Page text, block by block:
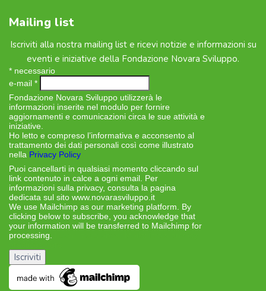
Mailing list
Iscriviti alla nostra mailing list e ricevi notizie e informazioni su
eventi e iniziative della Fondazione Novara Sviluppo.
* necessario
e-mail *
Fondazione Novara Sviluppo utilizzerà le
informazioni inserite nel modulo per fornire
aggiornamenti e comunicazioni circa le sue attività e
iniziative.
Ho letto e compreso l’informativa e acconsento al
trattamento dei dati personali così come illustrato
nella Privacy Policy
Puoi cancellarti in qualsiasi momento cliccando sul
link contenuto in calce a ogni email. Per
informazioni sulla privacy, consulta la pagina
dedicata sul sito www.novarasviluppo.it
We use Mailchimp as our marketing platform. By
clicking below to subscribe, you acknowledge that
your information will be transferred to Mailchimp for
processing.